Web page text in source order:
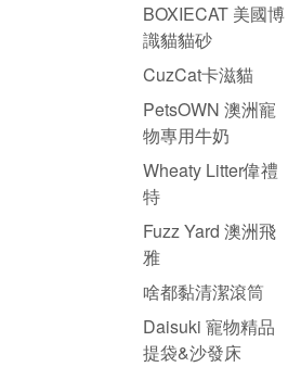
BOXIECAT 美國博
識貓貓砂
CuzCat卡滋貓
PetsOWN 澳洲寵
物專用牛奶
Wheaty Litter偉禮
特
Fuzz Yard 澳洲飛
雅
啥都黏清潔滾筒
Daisuki 寵物精品
提袋&沙發床